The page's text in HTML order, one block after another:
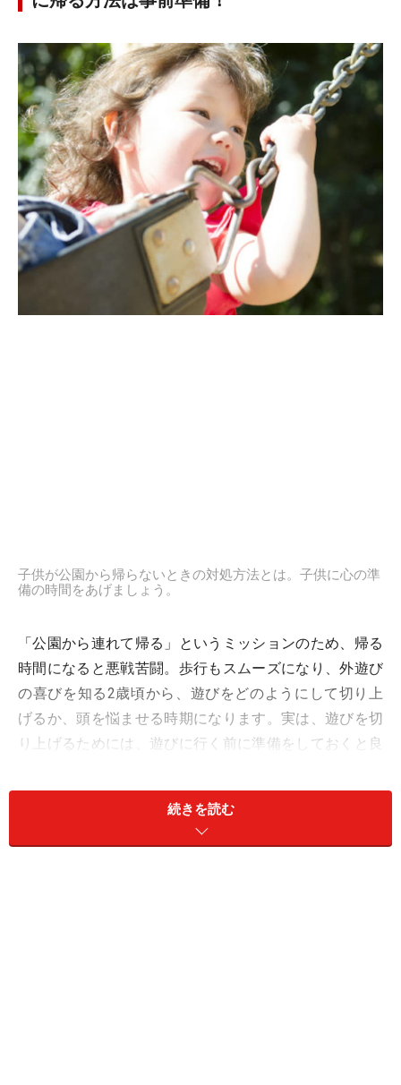
子供が公園から帰らないときの対処方法とは。子供に心の準
備の時間をあげましょう。
「公園から連れて帰る」というミッションのため、帰る
時間になると悪戦苦闘。歩行もスムーズになり、外遊び
の喜びを知る2歳頃から、遊びをどのようにして切り上
げるか、頭を悩ませる時期になります。実は、遊びを切
り上げるためには、遊びに行く前に準備をしておくと良
「事前の準備」と言っても難しいことではありません。
行く前に帰りの時間が決まっていることを伝えればよい
続きを読む